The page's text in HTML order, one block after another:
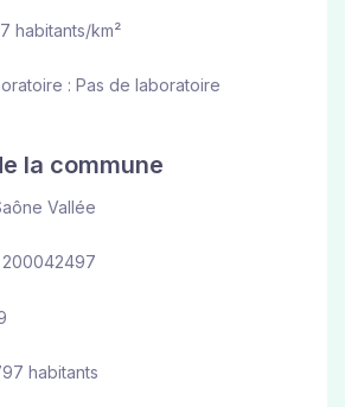
habitants/km²
: Pas de laboratoire
la commune
Vallée
200042497
habitants